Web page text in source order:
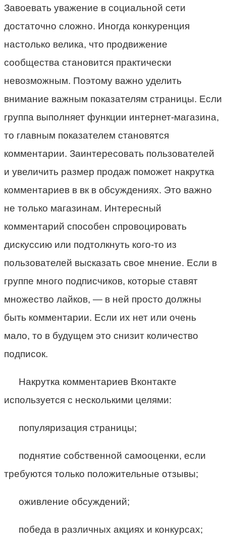
Завоевать уважение в социальной сети
достаточно сложно. Иногда конкуренция
настолько велика, что продвижение
сообщества становится практически
невозможным. Поэтому важно уделить
внимание важным показателям страницы. Если
группа выполняет функции интернет-магазина,
то главным показателем становятся
комментарии. Заинтересовать пользователей
и увеличить размер продаж поможет накрутка
комментариев в вк в обсуждениях. Это важно
не только магазинам. Интересный
комментарий способен спровоцировать
дискуссию или подтолкнуть кого-то из
пользователей высказать свое мнение. Если в
группе много подписчиков, которые ставят
множество лайков, — в ней просто должны
быть комментарии. Если их нет или очень
мало, то в будущем это снизит количество
подписок.
Накрутка комментариев Вконтакте
используется с несколькими целями:
популяризация страницы;
поднятие собственной самооценки, если
требуются только положительные отзывы;
оживление обсуждений;
победа в различных акциях и конкурсах;